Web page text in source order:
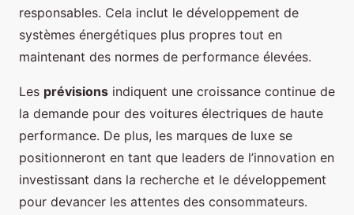
responsables. Cela inclut le développement de
systèmes énergétiques plus propres tout en
maintenant des normes de performance élevées.
Les prévisions indiquent une croissance continue de
la demande pour des voitures électriques de haute
performance. De plus, les marques de luxe se
positionneront en tant que leaders de l’innovation en
investissant dans la recherche et le développement
pour devancer les attentes des consommateurs.